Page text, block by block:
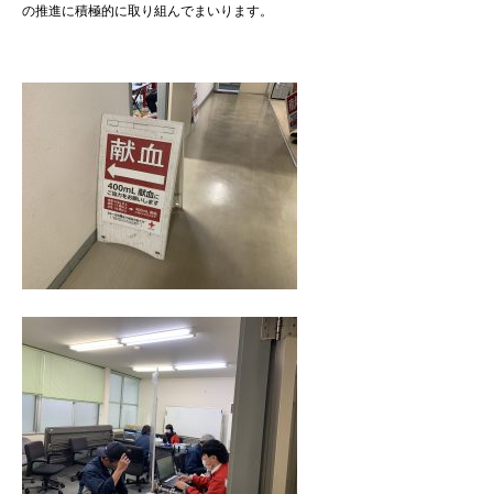
の推進に積極的に取り組んでまいります。